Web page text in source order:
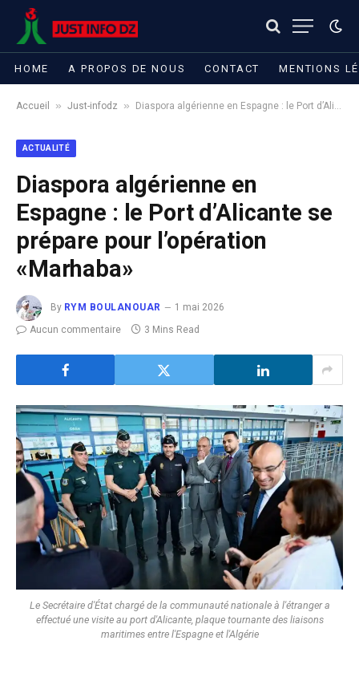
HOME A PROPOS DE NOUS CONTACT MENTIONS
Accueil » Just-infodz » Diaspora algérienne en Espagne : le Port d’Alicante se prépare pour l’opération «Marhaba»
ACTUALITÉ
Diaspora algérienne en
Espagne : le Port d’Alicante se
prépare pour l’opération
«Marhaba»
By RYM BOULANOUAR
1 mai 2026
Aucun commentaire
3 Mins Read
Le Secrétaire d'État chargé de la communauté nationale à l'étranger a
effectué une visite au port d'Alicante, plaque tournante des liaisons
maritimes entre l'Espagne et l'Algérie